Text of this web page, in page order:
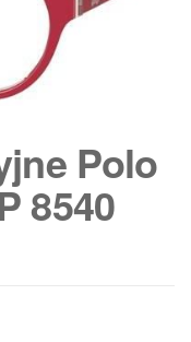
Polo
8540